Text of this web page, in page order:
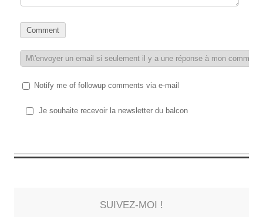
Notify me of followup comments via e-mail
Je souhaite recevoir la newsletter du balcon
SUIVEZ-MOI !